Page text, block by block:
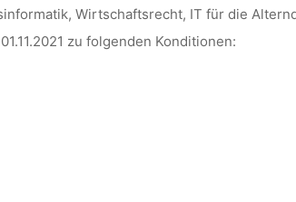
Wirtschaftsrecht, IT für die
zu folgenden Konditionen: